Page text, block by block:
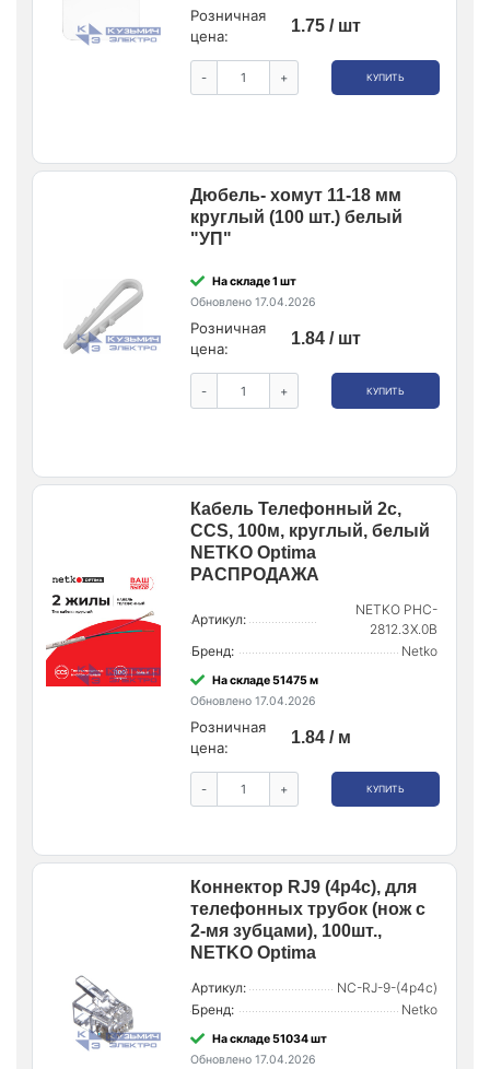
Розничная
цена:
1.75 / шт
- + КУПИТЬ
Дюбель- хомут 11-18 мм
круглый (100 шт.) белый
"УП"
На складе 1 шт
Обновлено 17.04.2026
Розничная
цена:
1.84 / шт
- + КУПИТЬ
Кабель Телефонный 2с,
CCS, 100м, круглый, белый
NETKO Optima
РАСПРОДАЖА
Артикул:
NETKO PHC-
2812.3X.0B
Бренд:
Netko
На складе 51475 м
Обновлено 17.04.2026
Розничная
цена:
1.84 / м
- + КУПИТЬ
Коннектор RJ9 (4p4c), для
телефонных трубок (нож с
2-мя зубцами), 100шт.,
NETKO Optima
Артикул:
NC-RJ-9-(4p4c)
Бренд:
Netko
На складе 51034 шт
Обновлено 17.04.2026